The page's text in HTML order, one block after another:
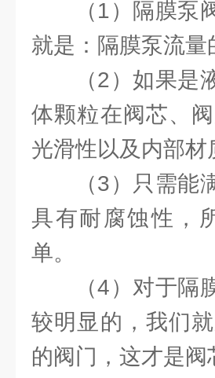
（1）隔膜
就是：隔膜泵流
（2）如果
体颗粒在阀芯、
光滑性以及内部材
（3）只需
具有耐腐蚀性，
单。
（4）对于
较明显的，我们
的阀门，这才是